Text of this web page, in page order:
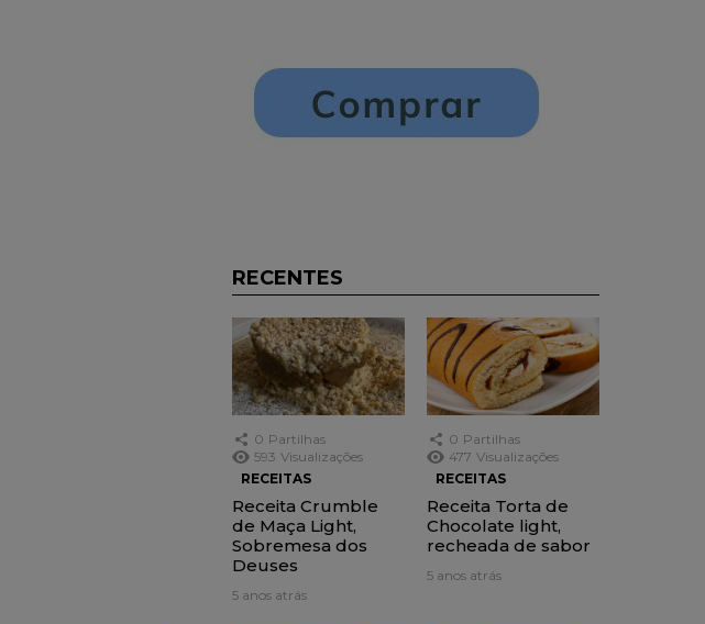
RECENTES
0 Partilhas
593 Visualizações
RECEITAS
Receita Crumble
de Maça Light,
Sobremesa dos
Deuses
5 anos atrás
0 Partilhas
477 Visualizações
RECEITAS
Receita Torta de
Chocolate light,
recheada de sabor
5 anos atrás